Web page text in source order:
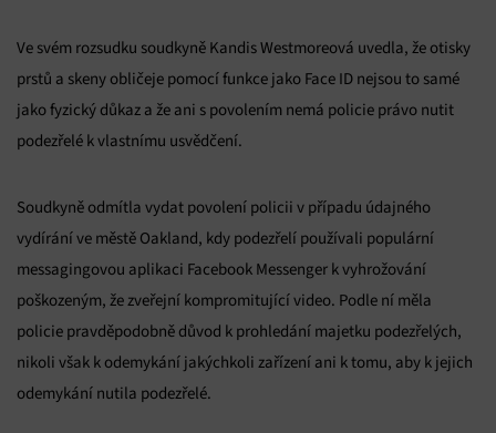
Ve svém rozsudku soudkyně Kandis Westmoreová uvedla, že otisky
prstů a skeny obličeje pomocí funkce jako Face ID nejsou to samé
jako fyzický důkaz a že ani s povolením nemá policie právo nutit
podezřelé k vlastnímu usvědčení.
Soudkyně odmítla vydat povolení policii v případu údajného
vydírání ve městě Oakland, kdy podezřelí používali populární
messagingovou aplikaci Facebook Messenger k vyhrožování
poškozeným, že zveřejní kompromitující video. Podle ní měla
policie pravděpodobně důvod k prohledání majetku podezřelých,
nikoli však k odemykání jakýchkoli zařízení ani k tomu, aby k jejich
odemykání nutila podezřelé.